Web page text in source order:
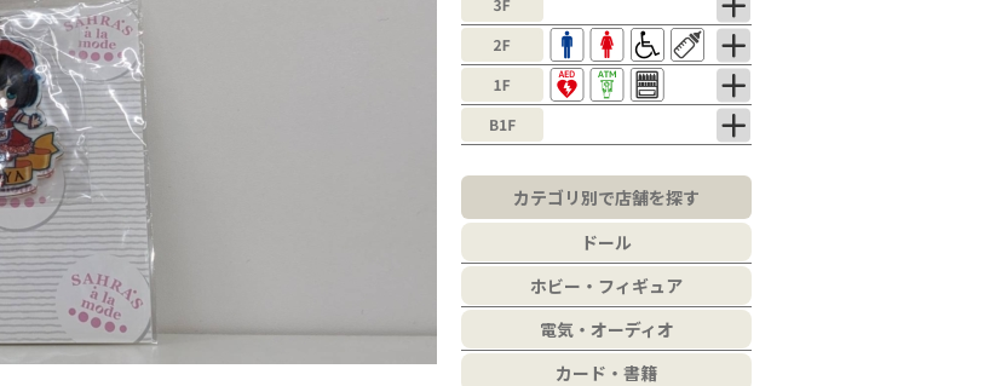
カテゴリ別で店舗を探す
ドール
ホビー・フィギュア
電気・オーディオ
カード・書籍